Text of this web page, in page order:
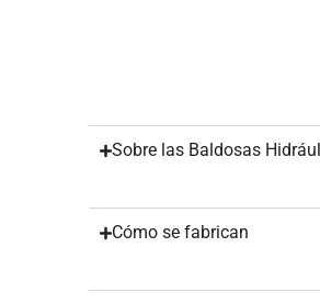
Sobre las Baldosas
Cómo se fabrican